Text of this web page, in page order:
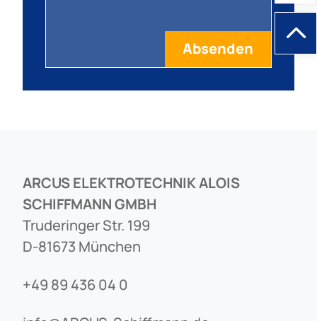
ARCUS ELEKTROTECHNIK ALOIS
SCHIFFMANN GMBH
Truderinger Str. 199
D-81673 München
+49 89 436 04 0